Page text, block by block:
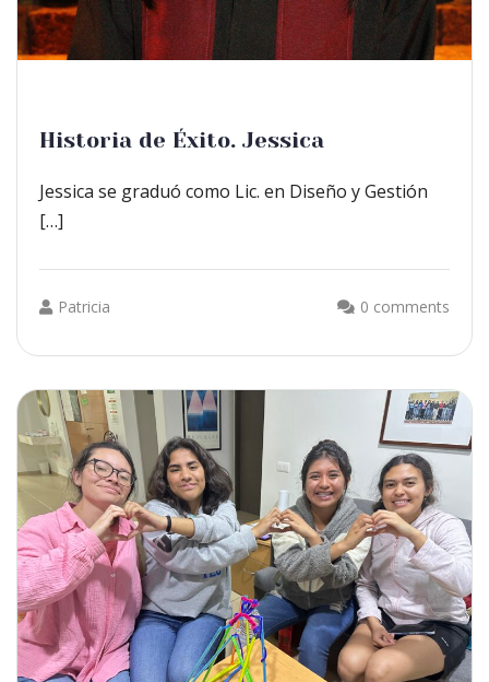
Historia de Éxito. Jessica
Jessica se graduó como Lic. en Diseño y Gestión
[…]
Patricia 0 comments